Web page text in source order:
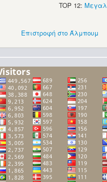
TOP 12:
Επιστροφή στο Άλμπουμ